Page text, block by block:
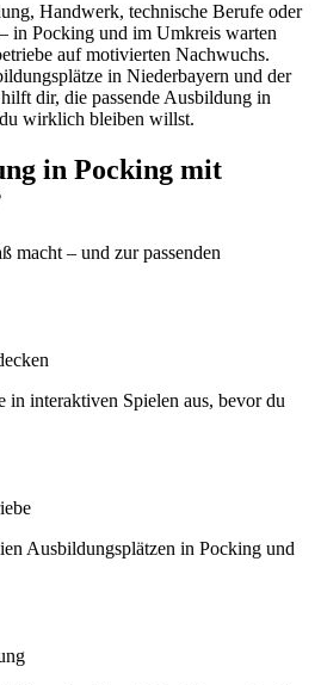
Handwerk, technische Berufe oder
in Pocking und im Umkreis warten
auf motivierten Nachwuchs.
in Niederbayern und der
dir, die passende Ausbildung in
wirklich bleiben willst.
in Pocking mit
macht – und zur passenden
in interaktiven Spielen aus, bevor du
Ausbildungsplätzen in Pocking und